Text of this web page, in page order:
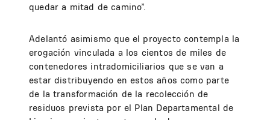
quedar a mitad de camino”.
Adelantó asimismo que el proyecto contempla la
erogación vinculada a los cientos de miles de
contenedores intradomiciliarios que se van a
estar distribuyendo en estos años como parte
de la transformación de la recolección de
residuos prevista por el Plan Departamental de